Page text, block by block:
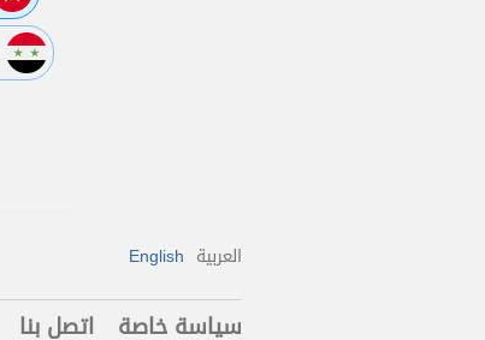
العربية English
سياسة خاصة اتصل بنا